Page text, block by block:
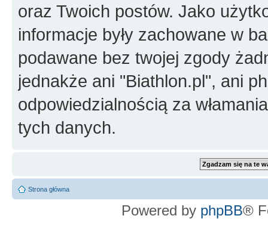
oraz Twoich postów. Jako
informacje były zachowane w
podawane bez twojej zgody
jednakże ani "Biathlon.pl", ani
odpowiedzialnością za
tych danych.
Strona główna
Powered by phpBB®